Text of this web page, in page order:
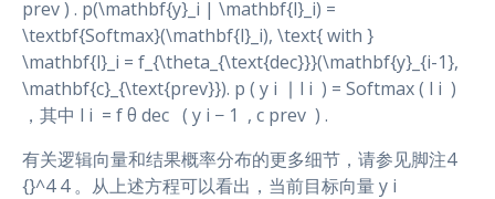
prev ) . p(\mathbf{y}_i | \mathbf{l}_i) =
\textbf{Softmax}(\mathbf{l}_i), \text{ with }
\mathbf{l}_i = f_{\theta_{\text{dec}}}(\mathbf{y}_{i-1},
\mathbf{c}_{\text{prev}}). p ( y i ​ ∣ l i ​ ) = Softmax ( l i ​ )
，其中 l i ​ = f θ dec ​ ​ ( y i − 1 ​ , c prev ​ ) .
有关逻辑向量和结果概率分布的更多细节，请参见脚注4
{}^4 4 。从上述方程可以看出，当前目标向量 y i